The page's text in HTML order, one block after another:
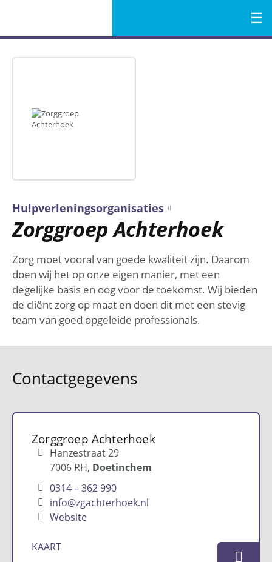
Menu
Hulpverleningsorganisaties
Zorggroep Achterhoek
Zorg moet vooral van goede kwaliteit zijn. Daarom
doen wij het op onze eigen manier, met een
degelijke basis en oog voor de toekomst. Wij bieden
de cliënt zorg op maat en doen dit met een stevig
team van goed opgeleide professionals.
Contactgegevens
Zorggroep Achterhoek
Hanzestraat 29
7006 RH Doetinchem
0314 – 362 990
info@zgachterhoek.nl
Website
KAART